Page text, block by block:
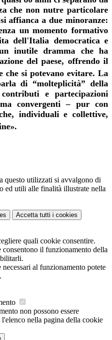
che non nutre particolare
affianca a due minoranze:
un momento formativo
dell'Italia democratica e
inutile dramma che ha
del paese, offrendo il
che si potevano evitare. La
di “molteplicità” della
e partecipazioni
convergenti – pur con
individuali e collettive,
».
questo utilizzati si avvalgono di
ed utili alle finalità illustrate nella
Accetta tutti i cookies
quali cookie consentire.
il funzionamento della
al funzionamento potete
.
non possono essere
nella pagina della cookie